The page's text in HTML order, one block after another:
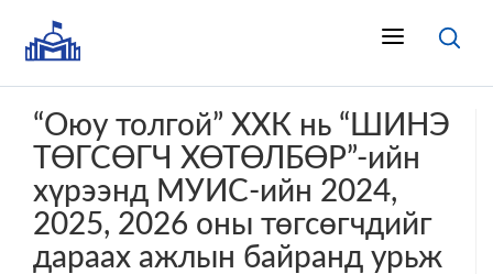
“Оюу толгой” ХХК нь “ШИНЭ
ТӨГСӨГЧ ХӨТӨЛБӨР”-ийн
хүрээнд МУИС-ийн 2024,
2025, 2026 оны төгсөгчдийг
дараах ажлын байранд урьж